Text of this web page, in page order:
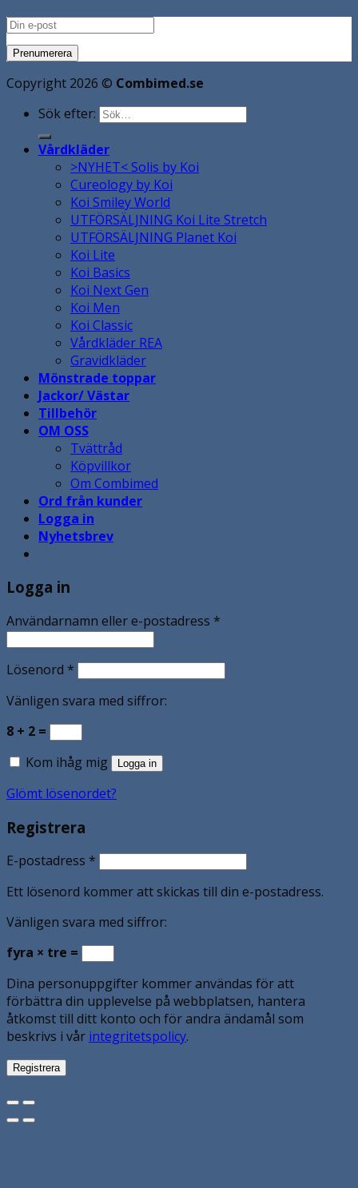
Copyright 2026 © Combimed.se
Sök efter:
Vårdkläder
>NYHET< Solis by Koi
Cureology by Koi
Koi Smiley World
UTFÖRSÄLJNING Koi Lite Stretch
UTFÖRSÄLJNING Planet Koi
Koi Lite
Koi Basics
Koi Next Gen
Koi Men
Koi Classic
Vårdkläder REA
Gravidkläder
Mönstrade toppar
Jackor/ Västar
Tillbehör
OM OSS
Tvättråd
Köpvillkor
Om Combimed
Ord från kunder
Logga in
Nyhetsbrev
Logga in
Användarnamn eller e-postadress *
Lösenord *
Vänligen svara med siffror:
8 + 2 =
Kom ihåg mig
Logga in
Glömt lösenordet?
Registrera
E-postadress *
Ett lösenord kommer att skickas till din e-postadress.
Vänligen svara med siffror:
fyra × tre =
Dina personuppgifter kommer användas för att
förbättra din upplevelse på webbplatsen, hantera
åtkomst till ditt konto och för andra ändamål som
beskrivs i vår integritetspolicy.
Registrera